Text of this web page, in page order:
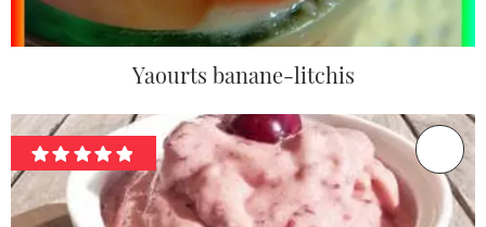
Yaourts banane-litchis